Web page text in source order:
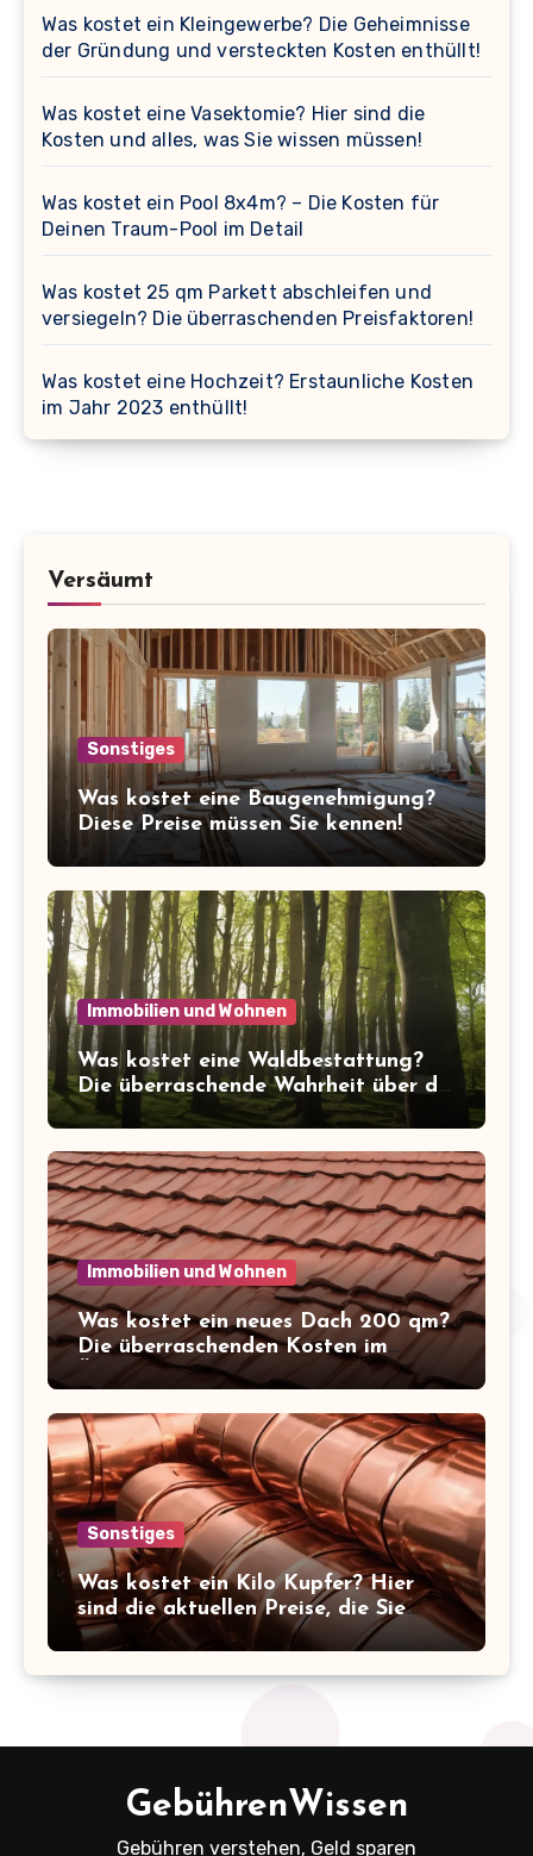
Was kostet ein Kleingewerbe? Die Geheimnisse
der Gründung und versteckten Kosten enthüllt!
Was kostet eine Vasektomie? Hier sind die
Kosten und alles, was Sie wissen müssen!
Was kostet ein Pool 8x4m? – Die Kosten für
Deinen Traum-Pool im Detail
Was kostet 25 qm Parkett abschleifen und
versiegeln? Die überraschenden Preisfaktoren!
Was kostet eine Hochzeit? Erstaunliche Kosten
im Jahr 2023 enthüllt!
Versäumt
Sonstiges
Was kostet eine Baugenehmigung?
Diese Preise müssen Sie kennen!
Immobilien und Wohnen
Was kostet eine Waldbestattung?
Die überraschende Wahrheit über die
Kosten der letzten Ruhe
Immobilien und Wohnen
Was kostet ein neues Dach 200 qm?
Die überraschenden Kosten im
Überblick!
Sonstiges
Was kostet ein Kilo Kupfer? Hier
sind die aktuellen Preise, die Sie
kennen sollten!
GebührenWissen
Gebühren verstehen, Geld sparen